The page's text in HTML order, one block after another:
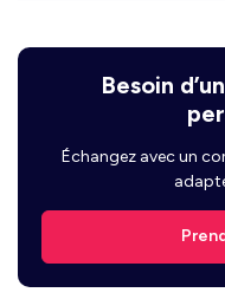
Besoin
Échangez avec un